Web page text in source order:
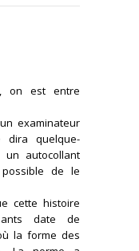
on est entre
examinateur
dira quelque-
autocollant
possible de le
cette histoire
date de
la forme des